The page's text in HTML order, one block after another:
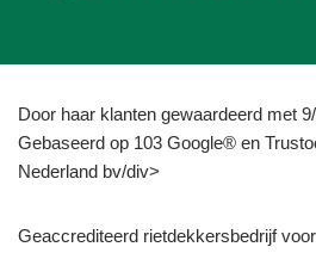
Door haar klanten gewaardeerd met
Gebaseerd op 103 Google® en
Nederland bv/div>
Geaccrediteerd rietdekkersbedrijf